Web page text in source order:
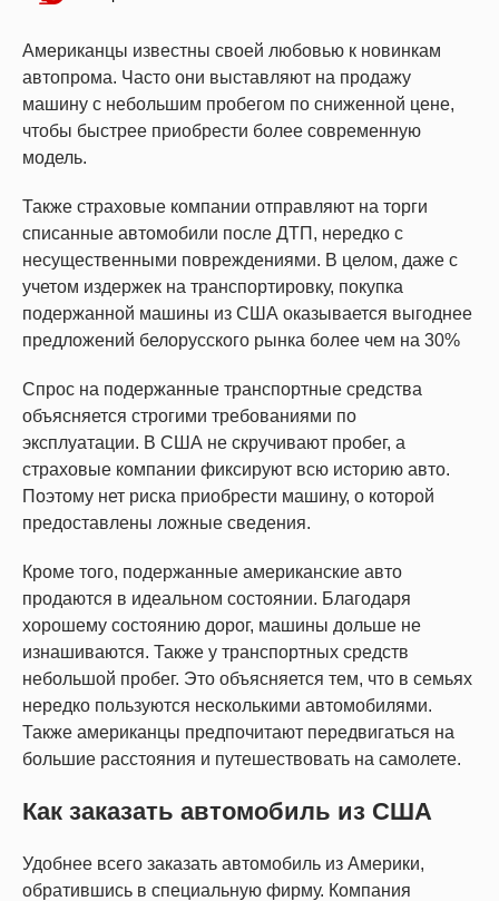
Американцы известны своей любовью к новинкам
автопрома. Часто они выставляют на продажу
машину с небольшим пробегом по сниженной цене,
чтобы быстрее приобрести более современную
модель.
Также страховые компании отправляют на торги
списанные автомобили после ДТП, нередко с
несущественными повреждениями. В целом, даже с
учетом издержек на транспортировку, покупка
подержанной машины из США оказывается выгоднее
предложений белорусского рынка более чем на 30%
Спрос на подержанные транспортные средства
объясняется строгими требованиями по
эксплуатации. В США не скручивают пробег, а
страховые компании фиксируют всю историю авто.
Поэтому нет риска приобрести машину, о которой
предоставлены ложные сведения.
Кроме того, подержанные американские авто
продаются в идеальном состоянии. Благодаря
хорошему состоянию дорог, машины дольше не
изнашиваются. Также у транспортных средств
небольшой пробег. Это объясняется тем, что в семьях
нередко пользуются несколькими автомобилями.
Также американцы предпочитают передвигаться на
большие расстояния и путешествовать на самолете.
Как заказать автомобиль из США
Удобнее всего заказать автомобиль из Америки,
обратившись в специальную фирму. Компания